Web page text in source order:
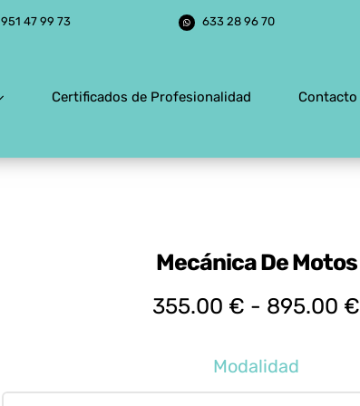
951 47 99 73 633 28 96 70
Certificados de Profesionalidad Contacto
Mecánica De Motos
355.00 € - 895.00 €
Modalidad